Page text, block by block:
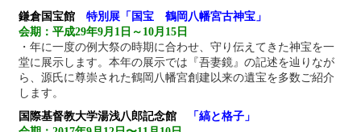
鎌倉国宝館
特別展「国宝 鶴岡八幡宮古神宝」
会期：平成29年9月1日～10月15日
・年に一度の例大祭の時期に合わせ、守り伝えてきた神宝を一
堂に展示します。本年の展示では『吾妻鏡』の記述を辿りなが
ら、源氏に尊崇された鶴岡八幡宮創建以来の遺宝を多数ご紹介
します。
国際基督教大学湯浅八郎記念館
「縞と格子」